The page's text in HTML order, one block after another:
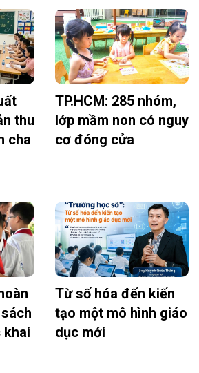
thu
cha
TP.HCM: 285 nhóm,
lớp mầm non có nguy
cơ đóng cửa
khai
Từ số hóa đến kiến
tạo một mô hình giáo
dục mới